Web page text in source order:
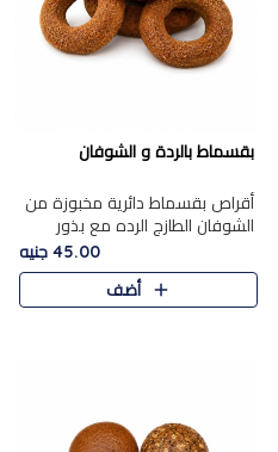
بقسماط بالردة و الشوفان
أقراص بقسماط دائرية مخبوزة من
الشوفان الطازج الرده مع بذور
مختارة. قرمشة الحبوب والبذور،
بداية صحية لكل صباح.
45.00 جنيه
أضف